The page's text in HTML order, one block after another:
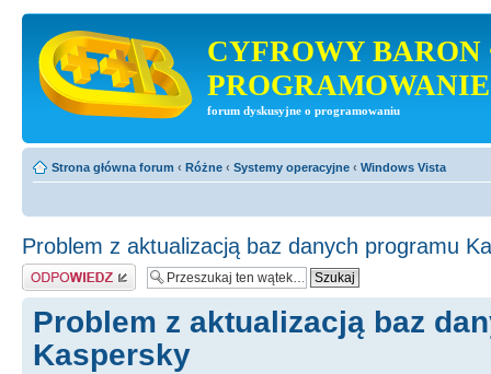
CYFROWY BARON
PROGRAMOWANIE
forum dyskusyjne o programowaniu
Strona główna forum ‹ Różne ‹ Systemy operacyjne ‹ Windows Vista
Problem z aktualizacją baz danych programu
Odpowiedz
Problem z aktualizacją baz
Kaspersky